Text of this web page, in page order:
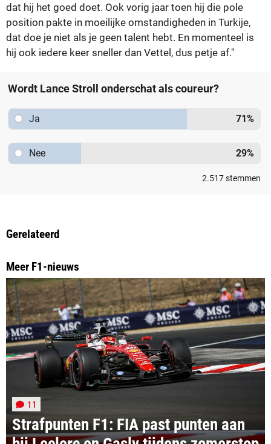
dat hij het goed doet. Ook vorig jaar toen hij die pole
position pakte in moeilijke omstandigheden in Turkije,
dat doe je niet als je geen talent hebt. En momenteel is
hij ook iedere keer sneller dan Vettel, dus petje af."
Wordt Lance Stroll onderschat als coureur?
Ja 71%
Nee 29%
2.517stemmen
Gerelateerd
Meer F1-nieuws
Strafpunten F1: FIA past punten aan
11